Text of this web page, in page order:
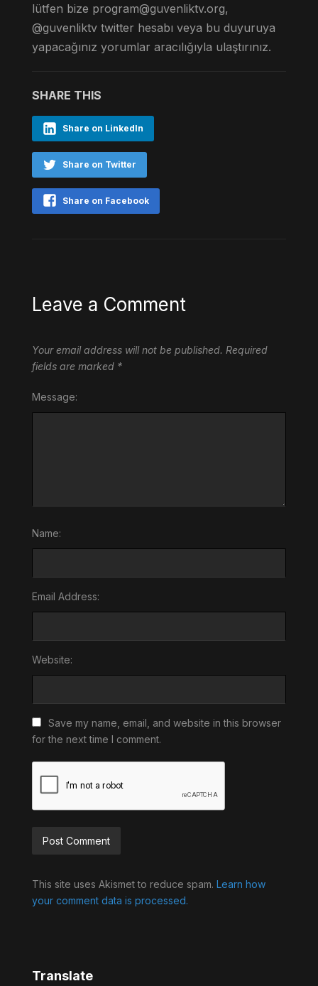
lütfen bize program@guvenliktv.org,
@guvenliktv twitter hesabı veya bu duyuruya
yapacağınız yorumlar aracılığıyla ulaştırınız.
SHARE THIS
Share on LinkedIn
Share on Twitter
Share on Facebook
Leave a Comment
Your email address will not be published. Required
fields are marked *
Message:
Name:
Email Address:
Website:
Save my name, email, and website in this browser
for the next time I comment.
This site uses Akismet to reduce spam. Learn how
your comment data is processed.
Translate